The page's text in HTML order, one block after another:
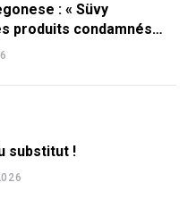
: « Süvy
produits condamnés
substitut !